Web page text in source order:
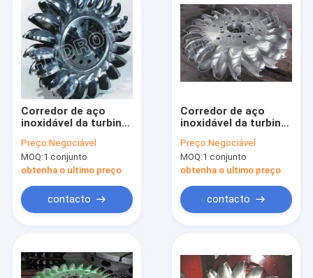
Corredor de aço
inoxidável da turbina
Preço:Negociável
MOQ:1 conjunto
obtenha o ultimo preço
contacto
Corredor de aço
inoxidável da turbina
Preço:Negociável
MOQ:1 conjunto
obtenha o ultimo preço
contacto